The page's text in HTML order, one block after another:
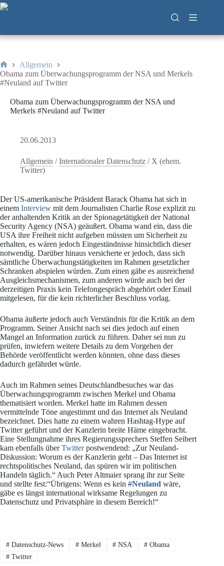
Zum
Inhalt
Start
Allgemein
Obama zum Überwachungsprogramm der NSA und Merkels
#Neuland auf Twitter
Obama zum Überwachungsprogramm der NSA und
Merkels #Neuland auf Twitter
20.06.2013
Allgemein /Internationaler Datenschutz / X (ehem.
Twitter)
Der US-amerikanische Präsident Barack Obama hat sich in
einem Interview mit dem Journalisten Charlie Rose explizit zu
der anhaltenden Kritik an der Spionagetätigkeit der National
Security Agency (NSA) geäußert. Obama wand ein, dass die
USA ihre Freiheit nicht aufgeben müssten um Sicherheit zu
erhalten, es wären jedoch Eingeständnisse hinsichtlich dieser
notwendig. Darüber hinaus versicherte er jedoch, dass sich
sämtliche Überwachungstätigkeiten im Rahmen gesetzlicher
Schranken abspielen würden. Zum einen gäbe es ausreichend
Ausgleichsmechanismen, zum anderen würde auch bei der
derzeitigen Praxis kein Telefongespräch abgehört oder Email
mitgelesen, für die kein richterlicher Beschluss vorlag.
Obama äußerte jedoch auch Verständnis für die Kritik an dem
Programm. Seiner Ansicht nach sei dies jedoch auf einen
Mangel an Information zurück zu führen. Daher sei nun zu
prüfen, inwiefern weitere Details zu dem Vorgehen der
Behörde veröffentlicht werden könnten, ohne dass dieses
dadurch gefährdet würde.
Auch im Rahmen seines Deutschlandbesuches war das
Überwachungsprogramm zwischen Merkel und Obama
thematisiert worden. Merkel hatte im Rahmen dessen
vermittelnde Töne angestimmt und das Internet als Neuland
bezeichnet. Dies hatte zu einem wahren Hashtag-Hype auf
Twitter geführt und der Kanzlerin breite Häme eingebracht.
Eine Stellungnahme ihres Regierungssprechers Steffen Seibert
kam ebenfalls überTwitterpostwendend: „Zur Neuland-
Diskussion: Worum es der Kanzlerin geht – Das Internet ist
rechtspolitisches Neuland, das spüren wir im politischen
Handeln täglich.“ Auch Peter Altmaier sprang ihr zur Seite
und stellte fest:“Übrigens: Wenn es kein #Neuland wäre,
gäbe es längst international wirksame Regelungen zu
Datenschutz und Privatsphäre in diesem Bereich!“
#Datenschutz-News #Merkel # NSA # Obama
#Twitter